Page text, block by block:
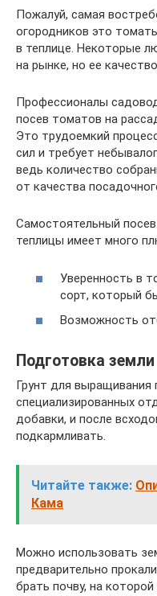
Пожалуй, самая
огородников это
в теплице. Некоторые
на рынке, но ее
Профессионалы
посев томатов на
Это трудоемкий
сил и требует
ведь количество
от качества
Самостоятельный
теплицы имеет много
Уверенность в
сорт, который
Возможность
Подготовка земли
Грунт для
специализированных
добавки, и после
подкармливать.
Читайте также:
Кама
Можно использовать
предварительно
брать почву, на